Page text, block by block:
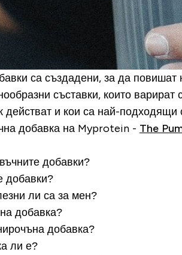
са създадени, за да
съставки, които
действат и кои са най-
добавка на Myprotein - The
добавки?
добавки?
ли са за мен?
добавка?
добавка?
ли е?